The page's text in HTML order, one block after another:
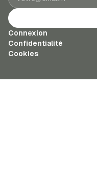
Connexion
Confidentialité
Cookies